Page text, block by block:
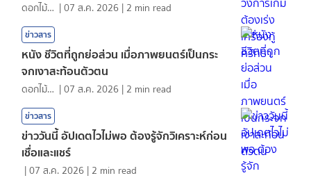
ดอกไม้กับสายน้ำ |07 ส.ค. 2026 | 2 min read
ข่าวสาร
หนัง ชีวิตที่ถูกย่อส่วน เมื่อภาพยนตร์เป็นกระ
จกเงาสะท้อนตัวตน
ดอกไม้กับสายน้ำ |07 ส.ค. 2026 | 2 min read
ข่าวสาร
ข่าววันนี้ อัปเดตไวไม่พอ ต้องรู้จักวิเคราะห์ก่อน
เชื่อและแชร์
|07 ส.ค. 2026 | 2 min read